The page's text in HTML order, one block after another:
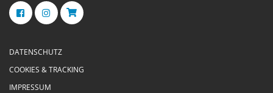
DATENSCHUTZ
COOKIES & TRACKING
IMPRESSUM